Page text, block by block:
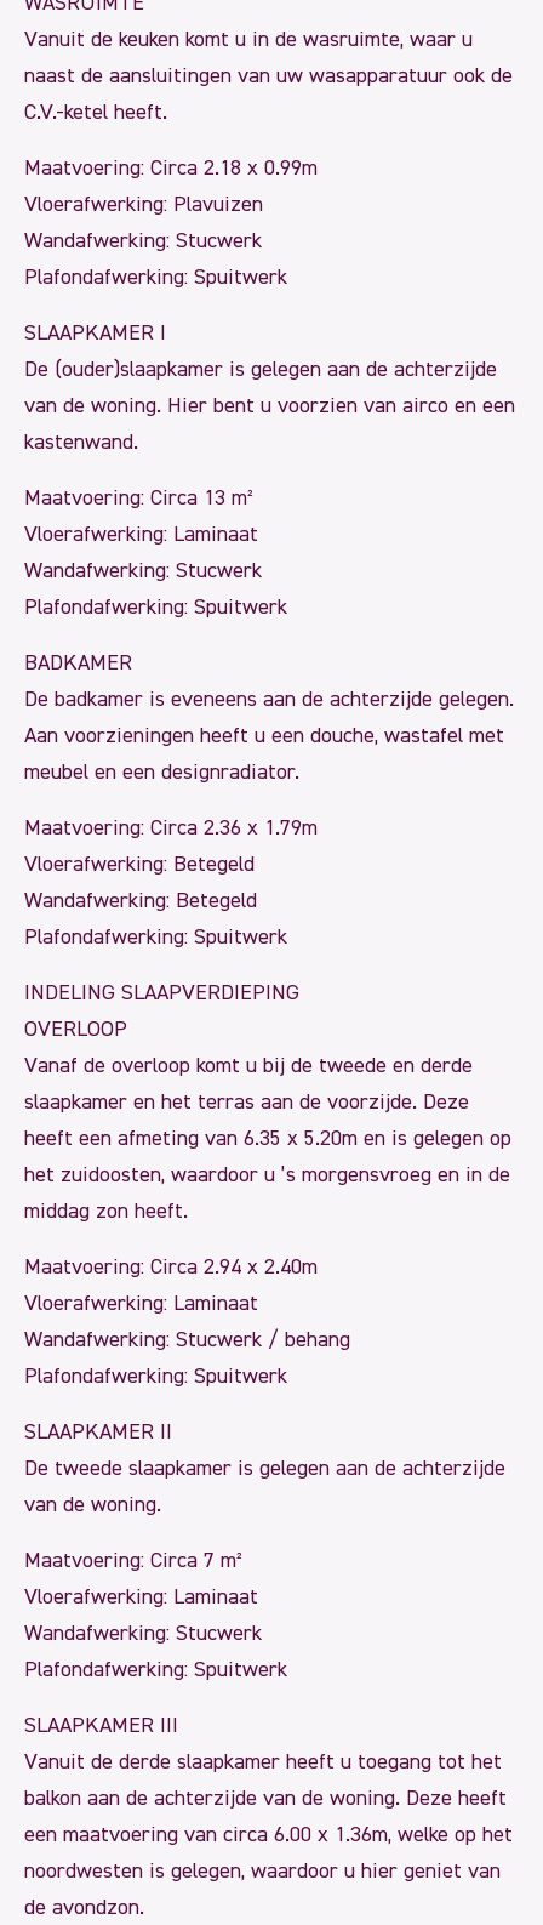
Vanuit de keuken komt u in de wasruimte, waar u
naast de aansluitingen van uw wasapparatuur ook de
C.V.-ketel heeft.
Maatvoering: Circa 2.18 x 0.99m
Vloerafwerking: Plavuizen
Wandafwerking: Stucwerk
Plafondafwerking: Spuitwerk
SLAAPKAMER I
De (ouder)slaapkamer is gelegen aan de achterzijde
van de woning. Hier bent u voorzien van airco en een
kastenwand.
Maatvoering: Circa 13 m²
Vloerafwerking: Laminaat
Wandafwerking: Stucwerk
Plafondafwerking: Spuitwerk
BADKAMER
De badkamer is eveneens aan de achterzijde gelegen.
Aan voorzieningen heeft u een douche, wastafel met
meubel en een designradiator.
Maatvoering: Circa 2.36 x 1.79m
Vloerafwerking: Betegeld
Wandafwerking: Betegeld
Plafondafwerking: Spuitwerk
INDELING SLAAPVERDIEPING
OVERLOOP
Vanaf de overloop komt u bij de tweede en derde
slaapkamer en het terras aan de voorzijde. Deze
heeft een afmeting van 6.35 x 5.20m en is gelegen op
het zuidoosten, waardoor u ’s morgensvroeg en in de
middag zon heeft.
Maatvoering: Circa 2.94 x 2.40m
Vloerafwerking: Laminaat
Wandafwerking: Stucwerk / behang
Plafondafwerking: Spuitwerk
SLAAPKAMER II
De tweede slaapkamer is gelegen aan de achterzijde
van de woning.
Maatvoering: Circa 7 m²
Vloerafwerking: Laminaat
Wandafwerking: Stucwerk
Plafondafwerking: Spuitwerk
SLAAPKAMER III
Vanuit de derde slaapkamer heeft u toegang tot het
balkon aan de achterzijde van de woning. Deze heeft
een maatvoering van circa 6.00 x 1.36m, welke op het
noordwesten is gelegen, waardoor u hier geniet van
de avondzon.